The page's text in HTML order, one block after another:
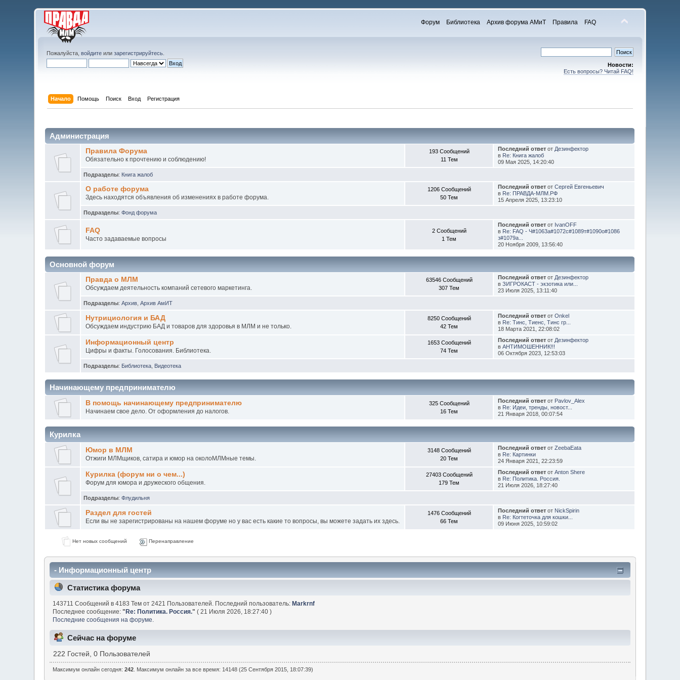
Форум Библиотека Архив форума АМиТ Правила FAQ
Пожалуйста,войдите илизарегистрируйтесь
Новости:
Есть вопросы? Читай FAQ!
Начало Помощь Поиск Вход Регистрация
Администрация
Правила Форума
Обязательно к прочтению и соблюдению!
193 Сообщений
11 Тем
Последний ответот Дезинфектор
в Re: Книга жалоб
09 Мая 2025, 14:20:40
Подразделы: Книга жалоб
О работе форума
Здесь находятся объявления об изменениях в работе форума.
1206 Сообщений
50 Тем
Последний ответот Сергей Евгеньевич
в Re: ПРАВДА-МЛМ.РФ
15 Апреля 2025, 13:23:10
Подразделы:Фонд форума
FAQ
Часто задаваемые вопросы
2 Сообщений
1 Тем
Последний ответот IvanOFF
в Re: FAQ - Ч#1063а#1072с#1089т#1090о#1086
з#1079а...
20 Ноября 2009, 13:56:40
Основной форум
Правда о МЛМ
Обсуждаем деятельность компаний сетевого маркетинга.
63546 Сообщений
307 Тем
Последний ответот Дезинфектор
в ЗИГРОКАСТ - экзотика или...
23 Июля 2025, 13:11:40
Подразделы:Архив ,Архив АмИТ
Нутрициология и БАД
Обсуждаем индустрию БАД и товаров для здоровья в МЛМ и не только.
8250 Сообщений
42 Тем
Последний ответот Onkel
в Re: Тинс, Тиенс, Тинс гр...
18 Марта 2021, 22:08:02
Информационный центр
Цифры и факты. Голосования. Библиотека.
1653 Сообщений
74 Тем
Последний ответот Дезинфектор
в АНТИМОШЕННИК!!!
06 Октября 2023, 12:53:03
Подразделы: Библиотека Видеотека
Начинающему предпринимателю
В помощь начинающему предпринимателю
Начинаем свое дело. От оформления до налогов.
325 Сообщений
16 Тем
Последний ответот Pavlov_Alex
в Re: Идеи, тренды, новост...
21 Января 2018, 00:07:54
Курилка
Юмор в МЛМ
Отжиги МЛМщиков, сатира и юмор на околоМЛМные темы.
3148 Сообщений
20 Тем
Последний ответот ZeebaEata
в Re: Картинки
24 Января 2021, 22:23:59
Курилка (форум ни о чем...)
Форум для юмора и дружеского общения.
27403 Сообщений
179 Тем
Последний ответот Anton Shere
в Re: Политика. Россия.
21 Июля 2026, 18:27:40
Подразделы:Флудильня
Раздел для гостей
Если вы не зарегистрированы на нашем форуме но у вас есть какие то вопросы, вы можете задать их здесь.
1476 Сообщений
66 Тем
Последний ответот NickSpirin
в Re: Когтеточка для кошки...
09 Июня 2025, 10:59:02
Нет новых сообщений Перенаправление
- Информационный центр
Статистика форума
143711 Сообщений в 4183 Тем от 2421 Пользователей. Последний пользователь:Markrnf
Последнее сообщение:"Re: Политика. Россия." ( 21 Июля 2026, 18:27:40 )
Последние сообщения на форуме.
Сейчас на форуме
222 Гостей, 0 Пользователей
Максимум онлайн сегодня: 242. Максимум онлайн за все время: 14148 (25 Сентября 2015, 18:07:39)